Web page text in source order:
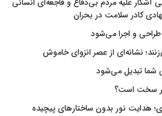
آشکار علیه مردم بی‌دفاع و فاجعه‌ای انسانی
کادر سلامت در بحران
طراحی و اجرا می‌شود
نشانه‌ای از عصر انزوای خاموش
شما تبدیل می‌شود
سخت است؟
هدایت نور بدون ساختارهای پیچیده